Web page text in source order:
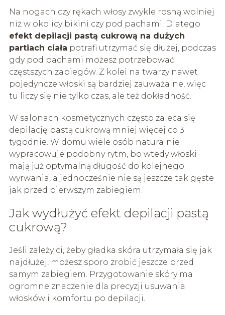
Na nogach czy rękach włosy zwykle rosną wolniej
niż w okolicy bikini czy pod pachami. Dlatego
efekt depilacji pastą cukrową na dużych
partiach ciała potrafi utrzymać się dłużej, podczas
gdy pod pachami możesz potrzebować
częstszych zabiegów. Z kolei na twarzy nawet
pojedyncze włoski są bardziej zauważalne, więc
tu liczy się nie tylko czas, ale też dokładność.
W salonach kosmetycznych często zaleca się
depilację pastą cukrową mniej więcej co 3
tygodnie. W domu wiele osób naturalnie
wypracowuje podobny rytm, bo wtedy włoski
mają już optymalną długość do kolejnego
wyrwania, a jednocześnie nie są jeszcze tak gęste
jak przed pierwszym zabiegiem.
Jak wydłużyć efekt depilacji pastą
cukrową?
Jeśli zależy ci, żeby gładka skóra utrzymała się jak
najdłużej, możesz sporo zrobić jeszcze przed
samym zabiegiem. Przygotowanie skóry ma
ogromne znaczenie dla precyzji usuwania
włosków i komfortu po depilacji.